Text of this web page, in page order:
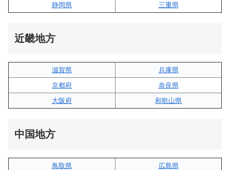
静岡県
三重県
近畿地方
滋賀県
兵庫県
京都府
奈良県
大阪府
和歌山県
中国地方
鳥取県
広島県